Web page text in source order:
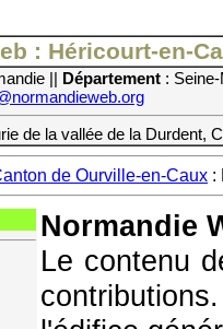
: Héricourt-en-
|| Département :
de la vallée de la Durdent,
de Ourville-en-Caux :
Normandie
Le contenu